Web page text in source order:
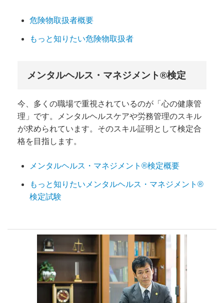
危険物取扱者概要
もっと知りたい危険物取扱者
メンタルヘルス・マネジメント®検定
今、多くの職場で重視されているのが「心の健康管
理」です。メンタルヘルスケアや労務管理のスキル
が求められています。そのスキル証明として検定合
格を目指します。
メンタルヘルス・マネジメント®検定概要
もっと知りたいメンタルヘルス・マネジメント®
検定試験